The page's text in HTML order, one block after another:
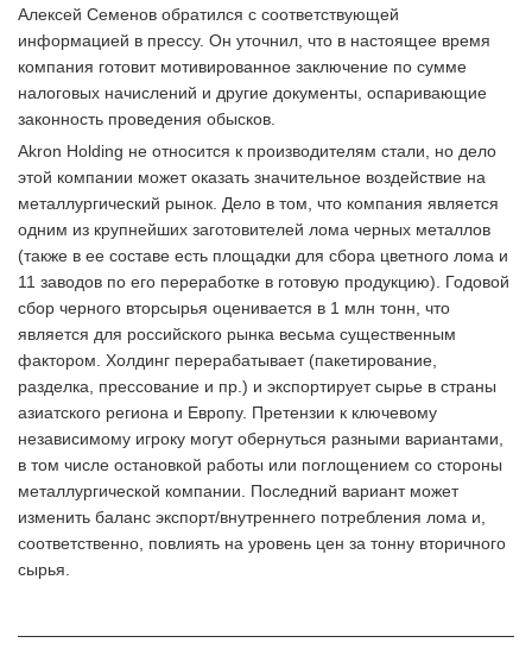
Алексей Семенов обратился с соответствующей
информацией в прессу. Он уточнил, что в настоящее время
компания готовит мотивированное заключение по сумме
налоговых начислений и другие документы, оспаривающие
законность проведения обысков.
Akron Holding не относится к производителям стали, но дело
этой компании может оказать значительное воздействие на
металлургический рынок. Дело в том, что компания является
одним из крупнейших заготовителей лома черных металлов
(также в ее составе есть площадки для сбора цветного лома и
11 заводов по его переработке в готовую продукцию). Годовой
сбор черного вторсырья оценивается в 1 млн тонн, что
является для российского рынка весьма существенным
фактором. Холдинг перерабатывает (пакетирование,
разделка, прессование и пр.) и экспортирует сырье в страны
азиатского региона и Европу. Претензии к ключевому
независимому игроку могут обернуться разными вариантами,
в том числе остановкой работы или поглощением со стороны
металлургической компании. Последний вариант может
изменить баланс экспорт/внутреннего потребления лома и,
соответственно, повлиять на уровень цен за тонну вторичного
сырья.